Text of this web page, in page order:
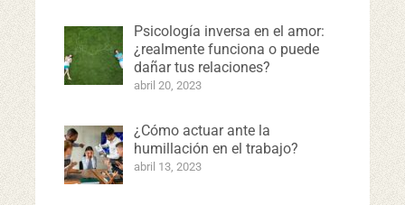
Psicología inversa en el amor:
¿realmente funciona o puede
dañar tus relaciones?
abril 20, 2023
¿Cómo actuar ante la
humillación en el trabajo?
abril 13, 2023